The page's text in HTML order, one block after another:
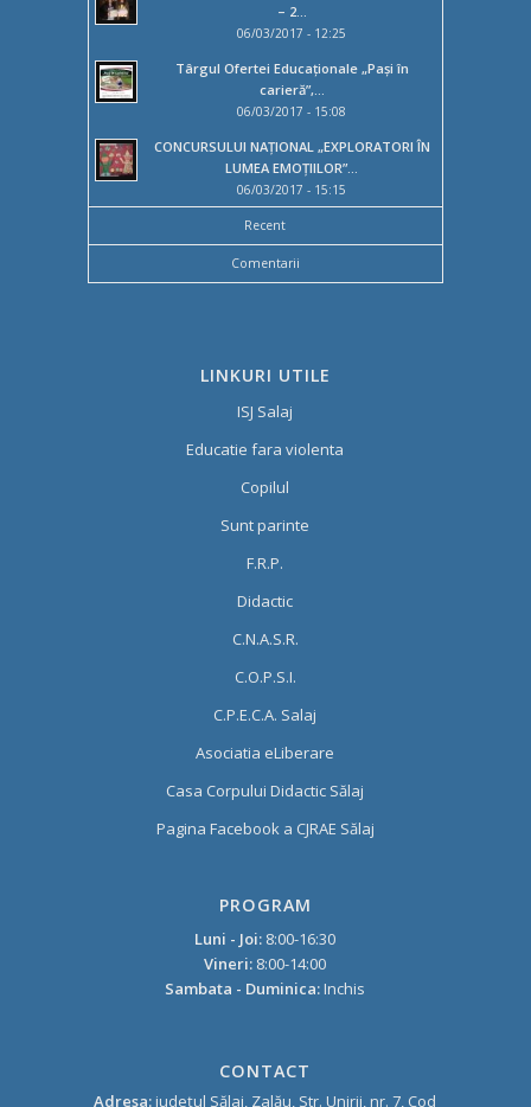
– 2...
06/03/2017 - 12:25
Târgul Ofertei Educaţionale „Paşi în
carieră”,...
06/03/2017 - 15:08
CONCURSULUI NAȚIONAL „EXPLORATORI ÎN
LUMEA EMOȚIILOR”...
06/03/2017 - 15:15
Recent
Comentarii
LINKURI UTILE
ISJ Salaj
Educatie fara violenta
Copilul
Sunt parinte
F.R.P.
Didactic
C.N.A.S.R.
C.O.P.S.I.
C.P.E.C.A. Salaj
Asociatia eLiberare
Casa Corpului Didactic Sălaj
Pagina Facebook a CJRAE Sălaj
PROGRAM
Luni - Joi: 8:00-16:30
Vineri: 8:00-14:00
Sambata - Duminica:Inchis
CONTACT
Adresa:judeţul Sălaj, Zalău, Str. Unirii, nr. 7, Cod